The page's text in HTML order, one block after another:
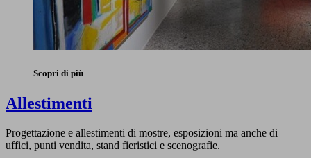
Scopri di più
Allestimenti
Progettazione e allestimenti di mostre, esposizioni ma anche di
uffici, punti vendita, stand fieristici e scenografie.